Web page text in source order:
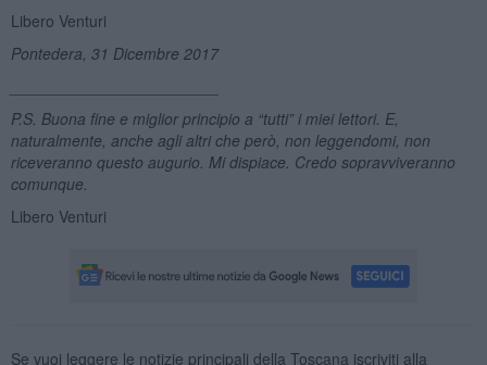
Libero Venturi
Pontedera, 31 Dicembre 2017
P.S. Buona fine e miglior principio a “tutti” i miei lettori. E,
naturalmente, anche agli altri che però, non leggendomi, non
riceveranno questo augurio. Mi dispiace. Credo sopravviveranno
comunque.
Libero Venturi
Se vuoi leggere le notizie principali della Toscana iscriviti alla